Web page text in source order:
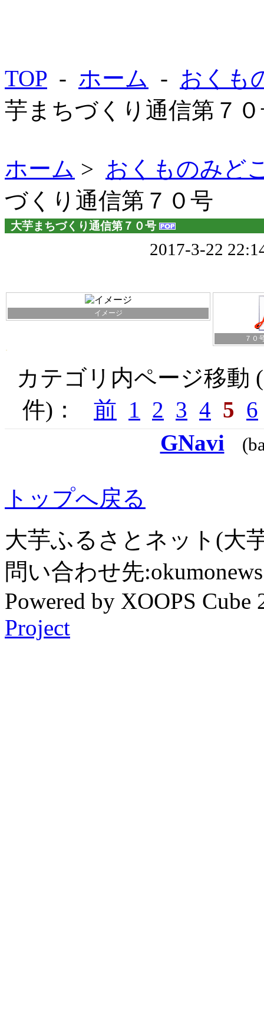
TOP - ホーム - おくも
芋まちづくり通信第７
ホーム > おくものみど
づくり通信第７０号
大芋まちづくり通信第７０号
2017-3-22
イメージ
７０
カテゴリ内ページ移動
件)： 前 1 2 3 4 5 6
GNavi
トップへ戻る
大芋ふるさとネット(大
問い合わせ先
Powered by XOOPS
Project